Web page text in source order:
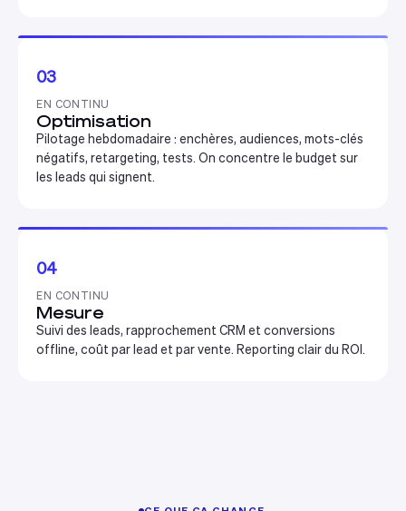
03
EN CONTINU
Optimisation
Pilotage hebdomadaire : enchères, audiences, mots-clés
négatifs, retargeting, tests. On concentre le budget sur
les leads qui signent.
04
EN CONTINU
Mesure
Suivi des leads, rapprochement CRM et conversions
offline, coût par lead et par vente. Reporting clair du ROI.